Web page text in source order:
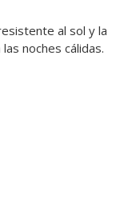
al sol y la
noches cálidas.